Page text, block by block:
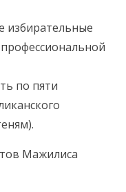
избирательные
по пяти
Мажилиса